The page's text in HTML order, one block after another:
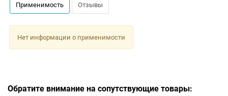
Применимость Отзывы
Нет информации о применимости
Обратите внимание на сопутствующие товары: